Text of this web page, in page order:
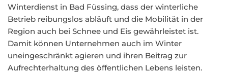
Winterdienst in Bad Füssing, dass der winterliche
Betrieb reibungslos abläuft und die Mobilität in der
Region auch bei Schnee und Eis gewährleistet ist.
Damit können Unternehmen auch im Winter
uneingeschränkt agieren und ihren Beitrag zur
Aufrechterhaltung des öffentlichen Lebens leisten.